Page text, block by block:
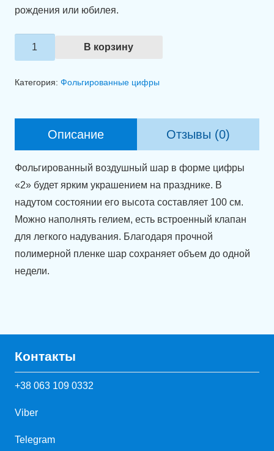
рождения или юбилея.
Количество
товара
см)
В корзину
Категория: Фольгированные цифры
Описание Отзывы (0)
Фольгированный воздушный шар в форме цифры
«2» будет ярким украшением на празднике. В
надутом состоянии его высота составляет 100 см.
Можно наполнять гелием, есть встроенный клапан
для легкого надувания. Благодаря прочной
полимерной пленке шар сохраняет объем до одной
недели.
Контакты
+38 063 109 0332
Viber
Telegram